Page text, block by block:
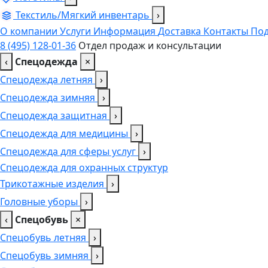
Текстиль/Мягкий инвентарь ›
О компании Услуги Информация Доставка Контакты
8 (495) 128-01-36 Отдел продаж и консультации
‹ Спецодежда
×
Спецодежда летняя ›
Спецодежда зимняя ›
Спецодежда защитная ›
Спецодежда для медицины ›
Спецодежда для сферы услуг ›
Спецодежда для охранных структур
Трикотажные изделия ›
Головные уборы ›
‹ Спецобувь ×
Спецобувь летняя ›
Спецобувь зимняя ›